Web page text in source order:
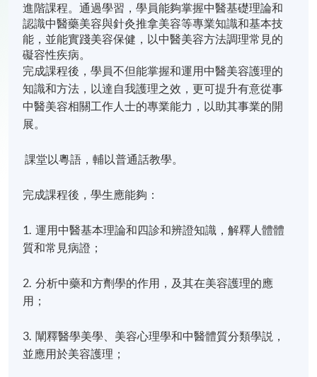
進階課程。通過學習，學員能夠掌握中醫基礎理論和
認識中醫藥美容與針灸推拿美容等專業知識和基本技
能，並能實踐美容保健，以中醫美容方法調理常見的
礙容性疾病。
完成課程後，學員不但能掌握和運用中醫美容護理的
知識和方法，以達自我護理之效，更可提升有意從事
中醫美容相關工作人士的專業能力，以助其事業的開
展。
課堂以粵語 ，輔以普通話教學。
完成課程後，學生應能夠：
1. 運用中醫基本理論和四診和辨證知識，解釋人體體
質和常見病證；
2. 分析中藥和方劑學的作用，及其在美容護理的應
用；
3. 闡釋醫學美學、美容心理學和中醫體質分類學説，
並應用於美容護理；